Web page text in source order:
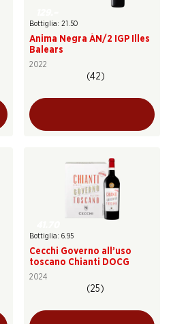
Bottiglia: 21.50
Anima Negra ÀN/2 IGP Illes
Balears
2022
(42)
Bottiglia: 6.95
Cecchi Governo all’uso
toscano Chianti DOCG
2024
(25)